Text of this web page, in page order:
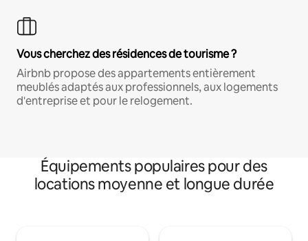
Vous cherchez des résidences de tourisme ?
Airbnb propose des appartements entièrement
meublés adaptés aux professionnels, aux logements
d'entreprise et pour le relogement.
Équipements populaires pour des
locations moyenne et longue durée